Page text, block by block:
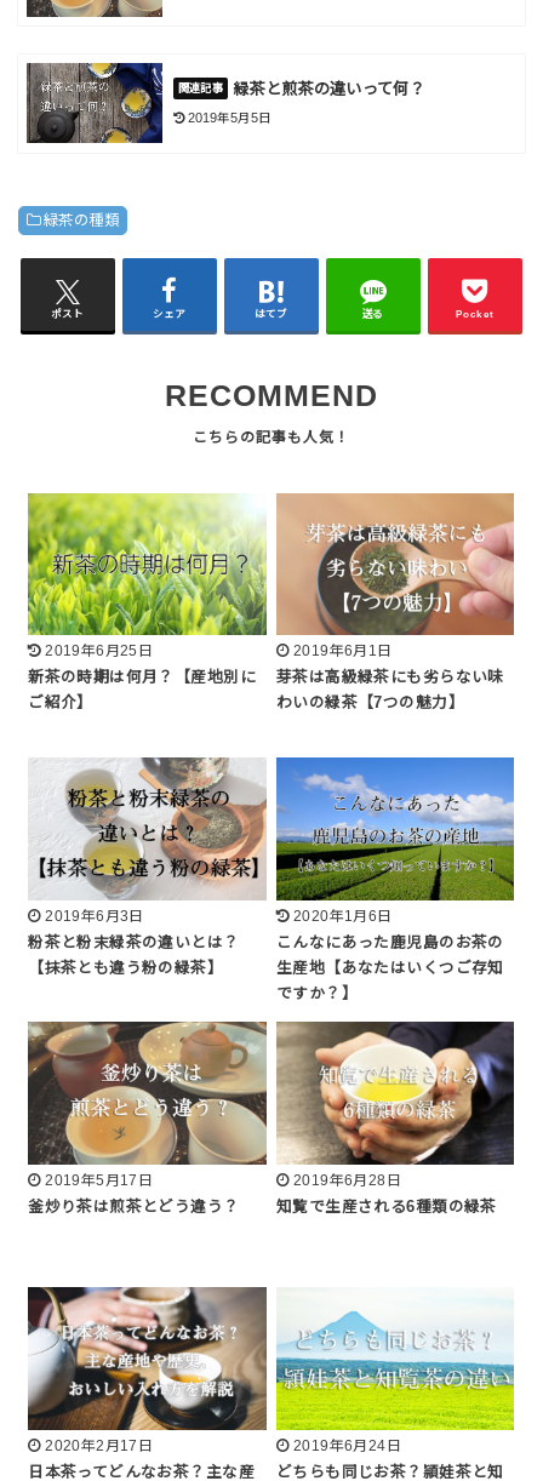
緑茶と煎茶の違いって何？
2019年5月5日
緑茶の種類
ポスト シェア はてブ 送る Pocket
RECOMMEND
2019年6月25日
新茶の時期は何月？【産地別に
ご紹介】
2019年6月1日
芽茶は高級緑茶にも劣らない味
わいの緑茶【7つの魅力】
2019年6月3日
粉茶と粉末緑茶の違いとは？
【抹茶とも違う粉の緑茶】
2020年1月6日
こんなにあった鹿児島のお茶の
生産地【あなたはいくつご存知
ですか？】
2019年5月17日
釜炒り茶は煎茶とどう違う？
2019年6月28日
知覧で生産される6種類の緑茶
2020年2月17日
日本茶ってどんなお茶？主な産
2019年6月24日
どちらも同じお茶？頴娃茶と知